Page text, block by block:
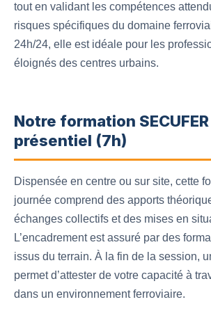
tout en validant les compétences
risques spécifiques du domaine
24h/24, elle est idéale pour les
éloignés des centres urbains.
Notre formation
présentiel (7h)
Dispensée en centre ou sur site, cette
journée comprend des apports
échanges collectifs et des mises en
L’encadrement est assuré par des
issus du terrain. À la fin de la session,
permet d’attester de votre capacité à
dans un environnement ferroviaire.